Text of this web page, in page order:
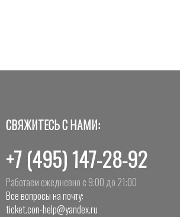
СВЯЖИТЕСЬ С НАМИ:
+7 (495) 147-28-92
Работаем ежедневно с 9:00 до 21:00
Все вопросы на почту:
ticket.con-help@yandex.ru